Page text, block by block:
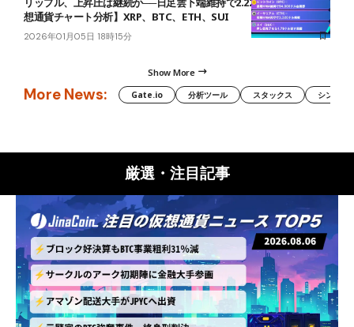
想通貨チャート分析】XRP、BTC、ETH、SUI
2026年01月05日 18時15分
Show More
More News: Gate.io 分析ツール スタックス シンボル
厳選・注目記事